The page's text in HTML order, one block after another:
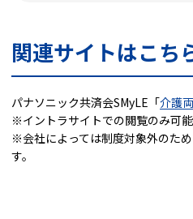
関連サイトはこち
パナソニック共済会SMyLE「介護
※イントラサイトでの閲覧のみ可能
※会社によっては制度対象外のた
す。